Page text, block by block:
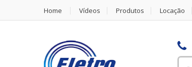
Home Vídeos Produtos Locação